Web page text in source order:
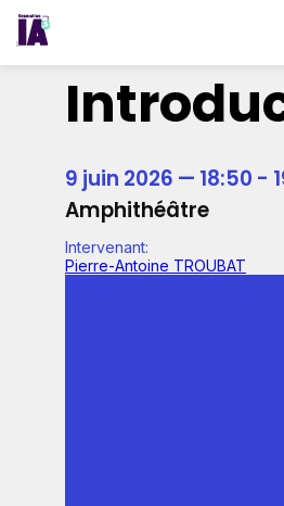
9 juin 2026 — 18:50 -
Amphithéâtre
Intervenant:
Pierre-Antoine TROUBAT